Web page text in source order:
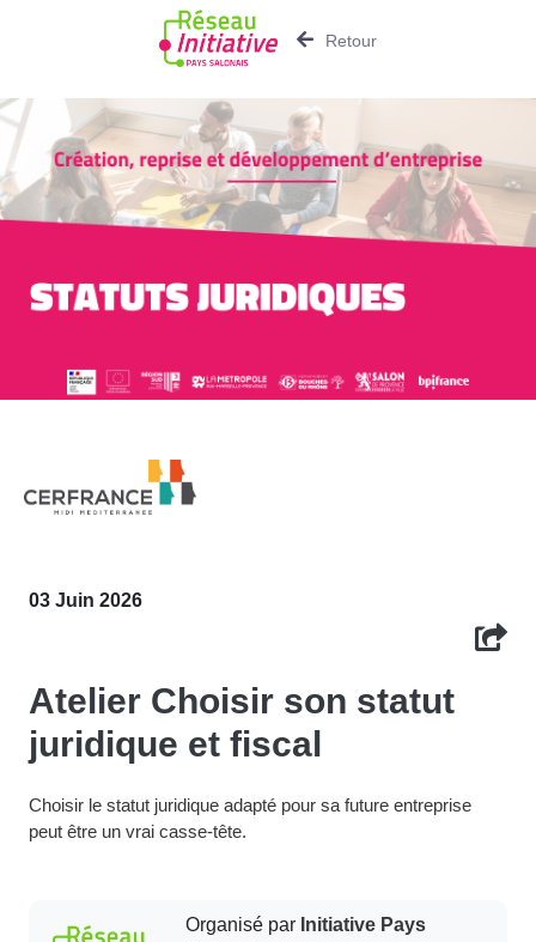
Retour
03 Juin 2026
Atelier Choisir son statut
juridique et fiscal
Choisir le statut juridique adapté pour sa future entreprise
peut être un vrai casse-tête.
Organisé parInitiative Pays